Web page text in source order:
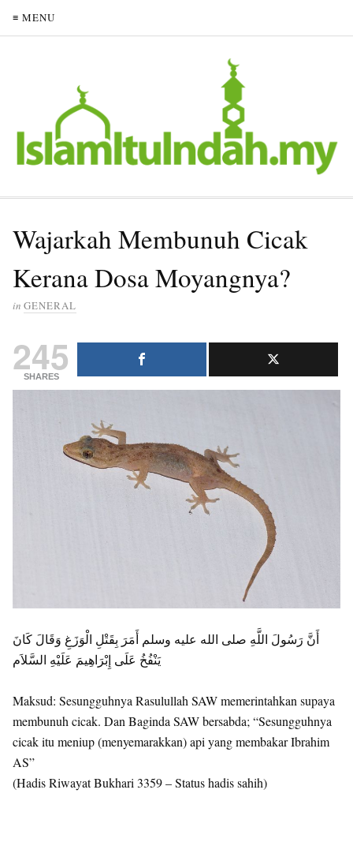
≡ MENU
Wajarkah Membunuh Cicak
Kerana Dosa Moyangnya?
in GENERAL
245
SHARES
‏أَنَّ رَسُولَ اللَّهِ صلى الله عليه وسلم أَمَرَ بِقَتْلِ الْوَزَغِ وَقَالَ كَانَ
يَنْفُخُ عَلَى إِبْرَاهِيمَ عَلَيْهِ السَّلاَم‏‏‏
Maksud: Sesungguhnya Rasulullah SAW memerintahkan supaya
membunuh cicak. Dan Baginda SAW bersabda; “Sesungguhnya
cicak itu meniup (menyemarakkan) api yang membakar Ibrahim
AS”
(Hadis Riwayat Bukhari 3359 – Status hadis sahih)